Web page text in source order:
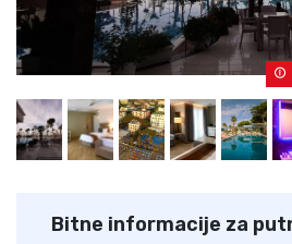
Bitne informacije za